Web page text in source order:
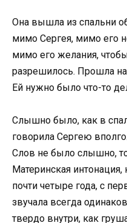
Она вышла из спальни
мимо Сергея, мимо его
мимо его желания,
разрешилось. Прошла
Ей нужно было что-то
Слышно было, как в
говорила Сергею
Слов не было слышно,
Материнская
почти четыре года, с
звучала всегда
твердо внутри, как